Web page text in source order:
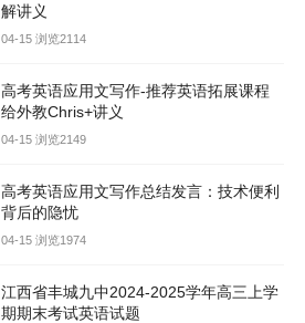
解讲义
04-15 浏览2114
高考英语应用文写作-推荐英语拓展课程
给外教Chris+讲义
04-15 浏览2149
高考英语应用文写作总结发言：技术便利
背后的隐忧
04-15 浏览1974
江西省丰城九中2024-2025学年高三上学
期期末考试英语试题